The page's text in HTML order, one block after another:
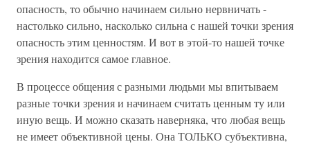
опасность, то обычно начинаем сильно нервничать -
настолько сильно, насколько сильна с нашей точки зрения
опасность этим ценностям. И вот в этой-то нашей точке
зрения находится самое главное.
В процессе общения с разными людьми мы впитываем
разные точки зрения и начинаем считать ценным ту или
иную вещь. И можно сказать наверняка, что любая вещь
не имеет объективной цены. Она ТОЛЬКО субъективна,